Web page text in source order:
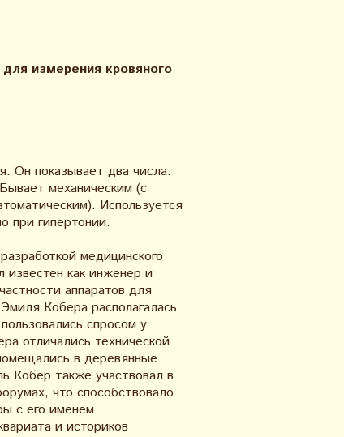
измерения кровяного
Он показывает два числа:
механическим (с
Используется
при гипертонии.
медицинского
как инженер и
аппаратов для
Кобера располагалась
спросом у
отличались технической
в деревянные
Кобер также участвовал в
что способствовало
с его именем
и историков